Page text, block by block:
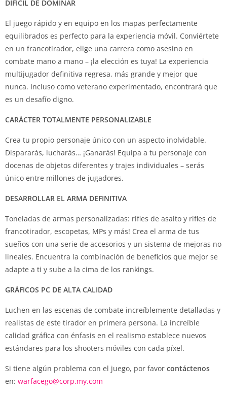
DIFÍCIL DE DOMINAR
El juego rápido y en equipo en los mapas perfectamente
equilibrados es perfecto para la experiencia móvil. Conviértete
en un francotirador, elige una carrera como asesino en
combate mano a mano – ¡la elección es tuya! La experiencia
multijugador definitiva regresa, más grande y mejor que
nunca. Incluso como veterano experimentado, encontrará que
es un desafío digno.
CARÁCTER TOTALMENTE PERSONALIZABLE
Crea tu propio personaje único con un aspecto inolvidable.
Dispararás, lucharás… ¡Ganarás! Equipa a tu personaje con
docenas de objetos diferentes y trajes individuales – serás
único entre millones de jugadores.
DESARROLLAR EL ARMA DEFINITIVA
Toneladas de armas personalizadas: rifles de asalto y rifles de
francotirador, escopetas, MPs y más! Crea el arma de tus
sueños con una serie de accesorios y un sistema de mejoras no
lineales. Encuentra la combinación de beneficios que mejor se
adapte a ti y sube a la cima de los rankings.
GRÁFICOS PC DE ALTA CALIDAD
Luchen en las escenas de combate increíblemente detalladas y
realistas de este tirador en primera persona. La increíble
calidad gráfica con énfasis en el realismo establece nuevos
estándares para los shooters móviles con cada píxel.
Si tiene algún problema con el juego, por favor contáctenos
en: warfacego@corp.my.com